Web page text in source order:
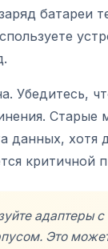
батареи
Убедитесь,
Старые
данных, хотя
критичной
адаптеры с
Это